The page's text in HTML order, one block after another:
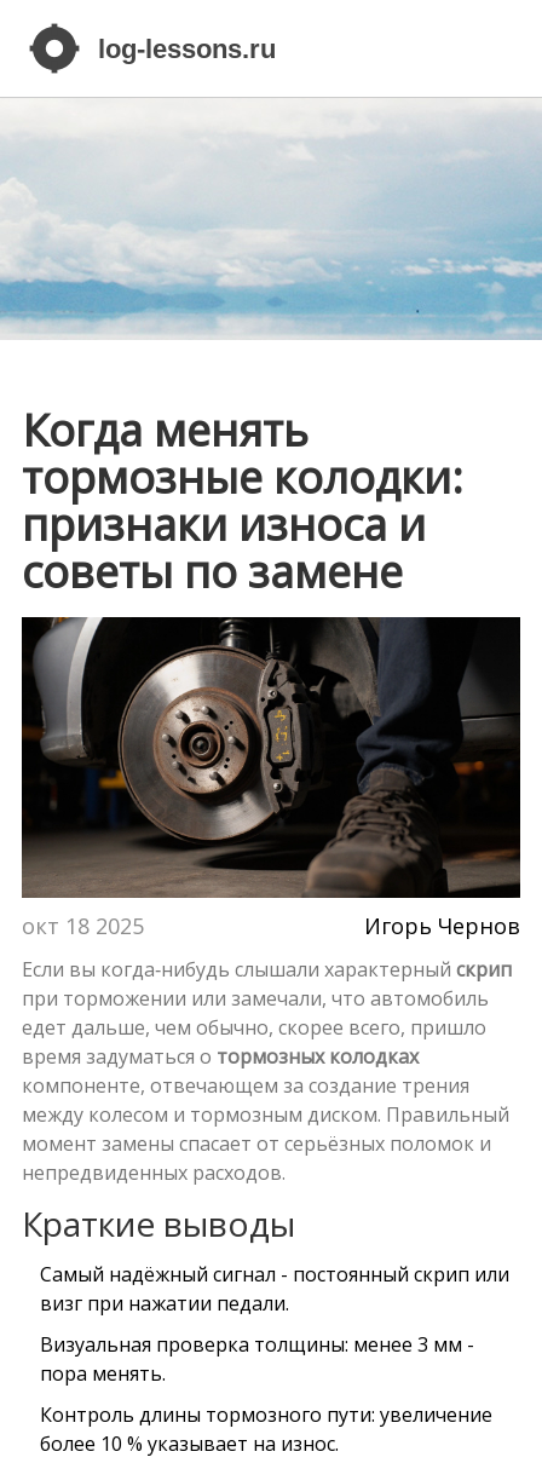
Когда менять
тормозные колодки:
признаки износа и
советы по замене
окт 18 2025 Игорь Чернов
Если вы когда‑нибудь слышали характерный скрип
при торможении или замечали, что автомобиль
едет дальше, чем обычно, скорее всего, пришло
время задуматься о тормозных колодках
компоненте, отвечающем за создание трения
между колесом и тормозным диском. Правильный
момент замены спасает от серьёзных поломок и
непредвиденных расходов.
Краткие выводы
Самый надёжный сигнал - постоянный скрип или
визг при нажатии педали.
Визуальная проверка толщины: менее 3 мм -
пора менять.
Контроль длины тормозного пути: увеличение
более 10 % указывает на износ.